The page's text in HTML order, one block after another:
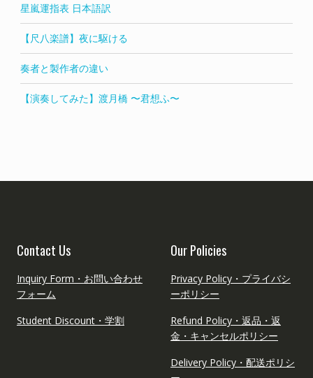
星嵐運指表 日本語訳
【尺八楽譜】夜に駆ける
奏者と製作者の違い
【演奏してみた】渡月橋 〜君想ふ〜
Contact Us
Inquiry Form・お問い合わせ
フォーム
Student Discount・学割
Our Policies
Privacy Policy・プライバシ
ーポリシー
Refund Policy・返品・返
金・キャンセルポリシー
Delivery Policy・配送ポリシ